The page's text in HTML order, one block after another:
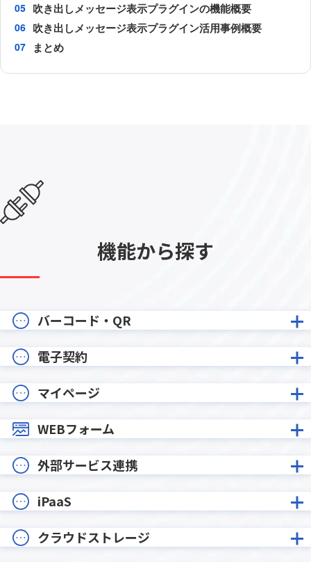
吹き出しメッセージ表示プラグインの機能概要
吹き出しメッセージ表示プラグイン活用事例概要
まとめ
機能から探す
バーコード・QR
電子契約
マイページ
WEBフォーム
外部サービス連携
iPaaS
クラウドストレージ